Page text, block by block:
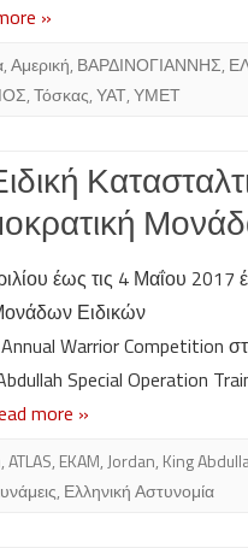
»
,Αμερική, ΒΑΡΔΙΝΟΓΙΑΝΝΗΣ,
,Τόσκας,ΥΑΤ,ΥΜΕΤ
έως τις 4 Μαΐου 2017
Ειδικών
Warrior Competition
Special Operation
more »
,ATLAS, EKAM, Jordan, King
, Ελληνική Αστυνομία